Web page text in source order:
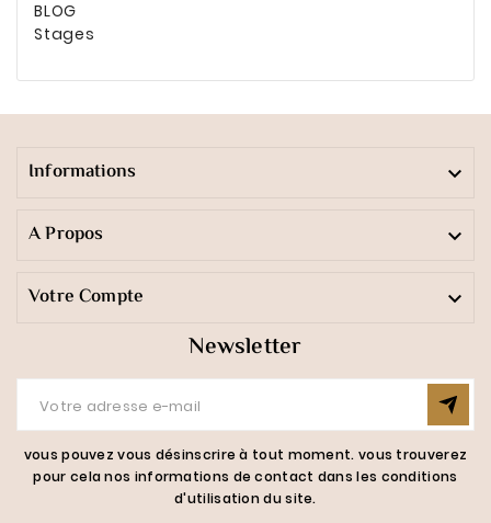
BLOG
Stages
Informations 
A Propos 
Votre Compte 
Newsletter
vous pouvez vous désinscrire à tout moment. vous trouverez
pour cela nos informations de contact dans les conditions
d'utilisation du site.